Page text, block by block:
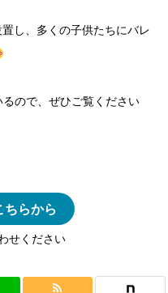
し、多くの子供たちにバレ
ので、ぜひご覧ください
らから
せください